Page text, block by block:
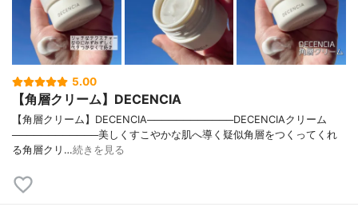
5.00
【角層クリーム】DECENCIA
【角層クリーム】DECENCIA────────────DECENCIAクリーム
────────────美しくすこやかな肌へ導く疑似角層をつくってくれ
る角層クリ…続きを見る